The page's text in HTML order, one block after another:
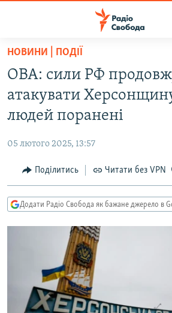
Перейти
основного
матеріалу
Перейти
до
основної
Перейти
до
пошуку
СТАТТІ
СУСПІЛЬСТВО
РОСІЙСЬКА «ФІЛЬТРАЦІЯ»
ДОНБАС.РЕАЛІЇ
ТИ ЯК?
КИТАЙ.ВИКЛИКИ
МУЛЬТИМЕДІА
ФОТО
НОВИНИ | ПОДІЇ
ОВА: сили РФ
атакувати
людей поранені
05 лютого 2025, 13:57
Поділитись Читати без VPN
Додати Радіо Свобода як бажане джерело в